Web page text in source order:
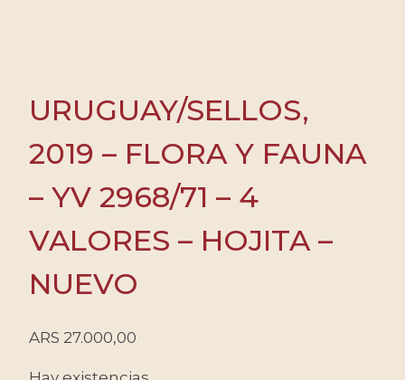
URUGUAY/SELLOS,
2019 – FLORA Y FAUNA
– YV 2968/71 – 4
VALORES – HOJITA –
NUEVO
ARS 27.000,00